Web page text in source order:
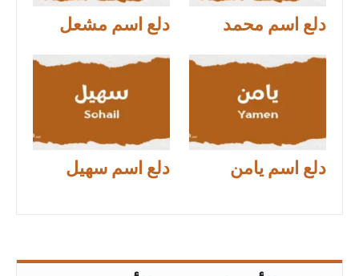
دلع اسم محمد دلع اسم مشعل
دلع اسم يامن دلع اسم سهيل